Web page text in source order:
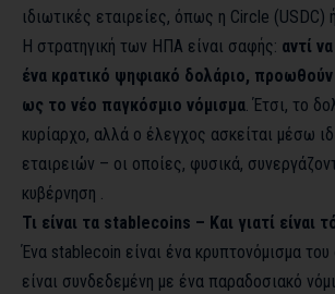
ιδιωτικές εταιρείες, όπως η Circle (USDC)
Η στρατηγική των ΗΠΑ είναι σαφής: αντί
ένα κρατικό ψηφιακό δολάριο,
ως το νέο παγκόσμιο νόμισμα. Έτσι, το
κυρίαρχο, αλλά ο έλεγχος ασκείται μέσω
εταιρειών – οι οποίες, φυσικά,
κυβέρνηση .
Τι είναι τα stablecoins – Και γιατί είναι
Ένα stablecoin είναι ένα κρυπτονόμισμα του
είναι συνδεδεμένη με ένα παραδοσιακό